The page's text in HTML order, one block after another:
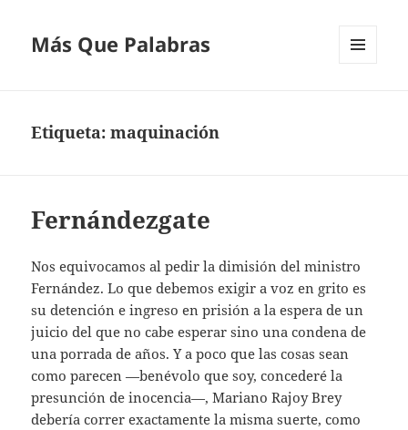
Más Que Palabras
Etiqueta:maquinación
Fernándezgate
Nos equivocamos al pedir la dimisión del ministro
Fernández. Lo que debemos exigir a voz en grito es
su detención e ingreso en prisión a la espera de un
juicio del que no cabe esperar sino una condena de
una porrada de años. Y a poco que las cosas sean
como parecen —benévolo que soy, concederé la
presunción de inocencia—, Mariano Rajoy Brey
debería correr exactamente la misma suerte, como